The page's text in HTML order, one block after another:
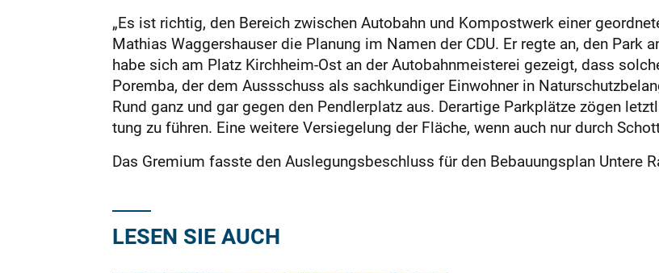
„Es ist richtig, den Bereich zwischen Autobahn und Kompostwerk einer
Mathias Waggershauser die Planung im Namen der CDU. Er regte an, den Park
habe sich am Platz Kirchheim-Ost an der Autobahnmeisterei gezeigt, dass
Poremba, der dem Aussschuss als sachkundiger Einwohner in
Rund ganz und gar gegen den Pendlerplatz aus. Derartige Parkplätze zögen
tung zu führen. Eine weitere Versiegelung der Fläche, wenn auch nur durch
Das Gremium fasste den Auslegungsbeschluss für den Bebauungsplan Untere
LESEN SIE AUCH